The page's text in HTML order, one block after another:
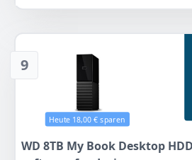
Für dauerhaften Betrieb
Festplatten sind für Systeme im
ausgelegt und geben
sie zuverlässig auf ihre Daten
Auf zuverlässige Kompatibilität
Digital arbeitet mit vielen
von NAS-Systemen zusammen,
durchzuführen und die
meisten NAS-Gehäusen
9
Heute 18,00 € sparen
WD 8TB My Book Desktop